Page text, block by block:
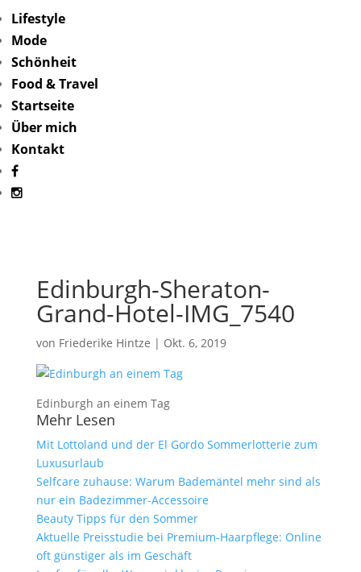
Lifestyle
Mode
Schönheit
Food & Travel
Startseite
Über mich
Kontakt
Edinburgh-Sheraton-
Grand-Hotel-IMG_7540
von Friederike Hintze | Okt. 6, 2019
Edinburgh an einem Tag
Mehr Lesen
Mit Lottoland und der El Gordo Sommerlotterie zum
Luxusurlaub
Selfcare zuhause: Warum Bademäntel mehr sind als
nur ein Badezimmer-Accessoire
Beauty Tipps für den Sommer
Aktuelle Preisstudie bei Premium-Haarpflege: Online
oft günstiger als im Geschäft